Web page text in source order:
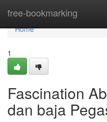
free-bookmarking
Home
Home
1
Fascination
dan baja